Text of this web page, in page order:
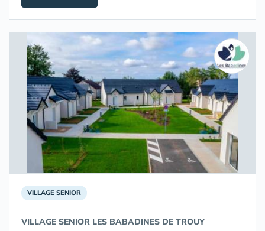
VILLAGE SENIOR
VILLAGE SENIOR LES BABADINES DE TROUY